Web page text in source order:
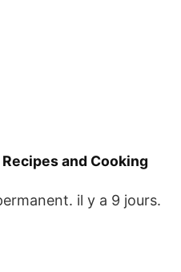
and Cooking
il y a 9 jours.